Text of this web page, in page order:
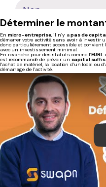
Déterminer le
En micro-entreprise, il n’y apas de
démarrer votre activité sans avoir à investir
donc particulièrement accessible et
avec un investissement minimal.
En revanche pour des statuts comme l’EURL
est recommandé de prévoir un capital
l'achat de matériel, la location d’un local ou
démarrage de l’activité.